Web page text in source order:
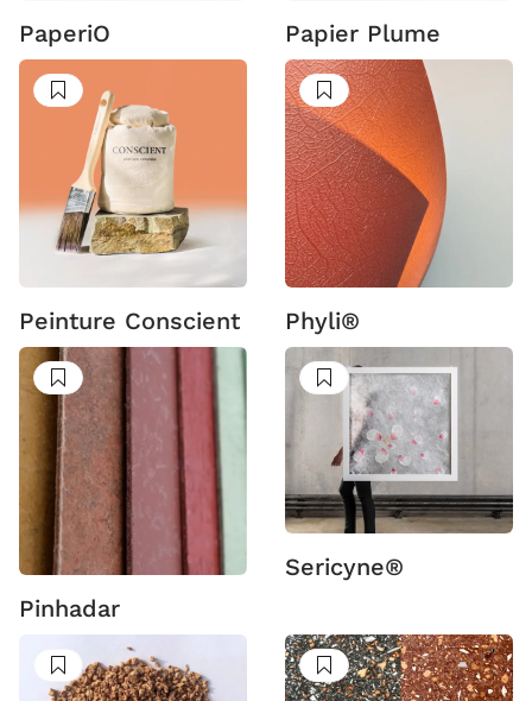
PaperiO Papier Plume
Suivre
Peinture Conscient
Suivre
Phyli®
Suivre
Pinhadar
Suivre
Sericyne®
Suivre Suivre